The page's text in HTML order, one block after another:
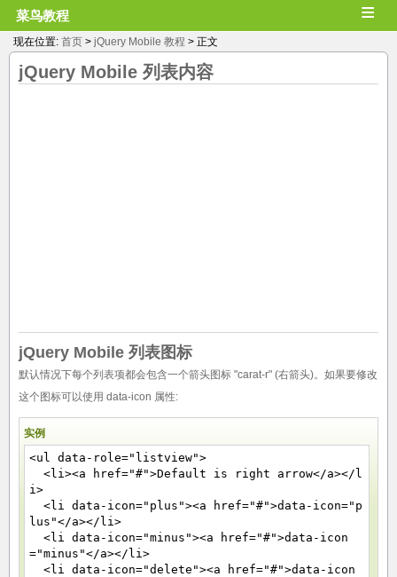
菜鸟教程 ≡
现在位置: 首页 > jQuery Mobile 教程 > 正文
jQuery Mobile 列表内容
jQuery Mobile 列表图标
默认情况下每个列表项都会包含一个箭头图标 "carat-r" (右箭头)。如果要修改
这个图标可以使用 data-icon 属性:
实例
<ul data-role="listview">
<li><a href="#">Default is right arrow</a></l
i>
<li data-icon="plus"><a href="#">data-icon="p
lus"</a></li>
<li data-icon="minus"><a href="#">data-icon
="minus"</a></li>
<li data-icon="delete"><a href="#">data-icon